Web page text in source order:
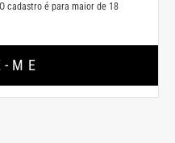
cadastro é para maior de 18
ME